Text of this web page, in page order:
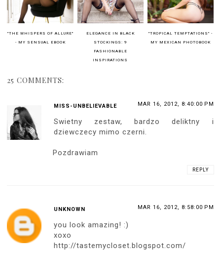
"THE WHISPERS OF ALLURE"
- MY SENSUAL EBOOK
ELEGANCE IN BLACK
STOCKINGS: 9
FASHIONABLE
INSPIRATIONS
"TROPICAL TEMPTATIONS" -
MY MEXICAN PHOTOBOOK
25 COMMENTS:
MISS-UNBELIEVABLE MAR 16, 2012, 8:40:00 PM
Swietny zestaw, bardzo deliktny i
dziewczecy mimo czerni.
Pozdrawiam
REPLY
UNKNOWN MAR 16, 2012, 8:58:00 PM
you look amazing! :)
xoxo
http://tastemycloset.blogspot.com/